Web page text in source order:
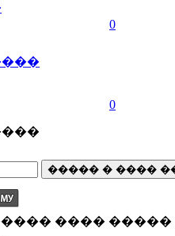
0
0
���� �����